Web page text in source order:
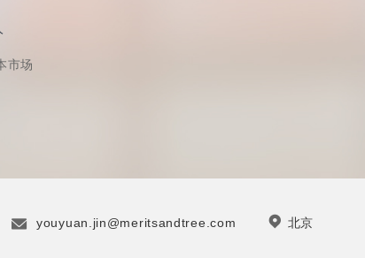
市场
youyuan.jin@meritsandtree.com 北京